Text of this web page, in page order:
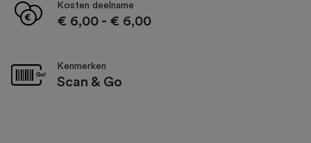
Kosten deelname
€ 6,00 - € 6,00
Kenmerken
Scan & Go